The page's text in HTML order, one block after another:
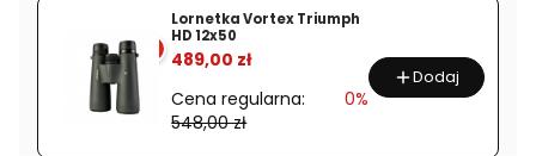
Lornetka Vortex Triumph
HD 12x50
489,00 zł
Cena regularna:
548,00 zł
0%
Dodaj